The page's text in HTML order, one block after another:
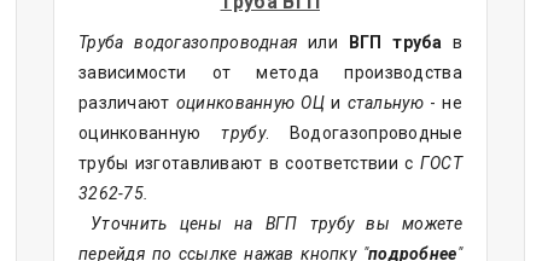
Труба водогазопроводная или ВГП труба в
зависимости от метода производства
различают оцинкованную ОЦ и стальную- не
оцинкованнуютрубу. Водогазопроводные
трубы изготавливают в соответствии с ГОСТ
3262-75.
Уточнить цены на ВГП трубу вы можете
перейдя по ссылке нажав кнопку "подробнее"